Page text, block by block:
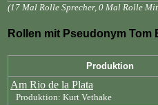
(17 Mal Rolle Sprecher, 0 Mal Rolle
Rollen mit Pseudonym Tom
Produktion
Am Rio de la Plata
Produktion: Kurt Vethake